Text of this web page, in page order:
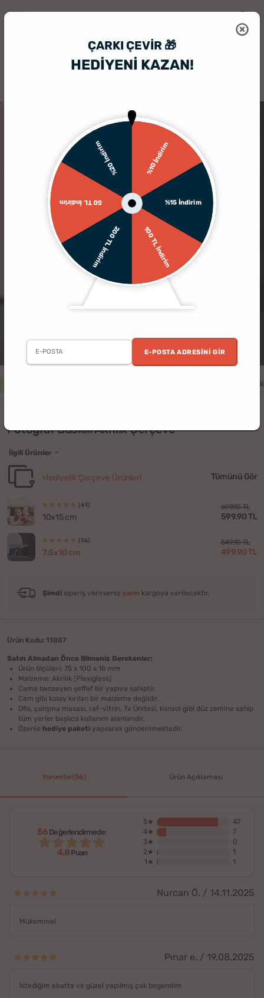
ÇARKI ÇEVIR 🎁
HEDİYENİ KAZAN!
%10 İndirim
%15 İndirim
100 TL İndirim
200 TL İndirim
50 TL İndirim
%20 İndirim
E-POSTA ADRESINI GIR
Sevgililer
Fotoğraf Baskılı Akrilik Çerçeve
İlgili Ürünler
Hediyelik Çerçeve Ürünleri Tümünü Gör
(41)
10x15 cm
699.90 TL
599.90 TL
(56)
7.5x10 cm
549.90 TL
499.90 TL
Şimdi sipariş verirseniz yarın kargoya verilecektir.
Ürün Kodu: 11887
Satın Almadan Önce Bilmeniz Gerekenler:
Ürün ölçüleri: 75 x 100 x 15 mm
Malzeme: Akrilik (Plexiglass)
Cama benzeyen şeffaf bir yapıya sahiptir.
Cam gibi kolay kırılan bir malzeme değildir.
Ofis, çalışma masası, raf-vitrin, Tv Ünitesi, konsol gibi düz zemine sahip
tüm yerler başlıca kullanım alanlarıdır.
Özenle hediye paketi yapılarak gönderilmektedir.
Yorumlar(56) Ürün Açıklaması
56 Değerlendirmede:
4,8Puan
5★
47
4★
7
3★
0
2★
1
1★
1
Nurcan Ö. / 14.11.2025
Mükemmel
Pınar e. / 19.08.2025
İstediğim ebatta ve güzel yapılmış çok begendim